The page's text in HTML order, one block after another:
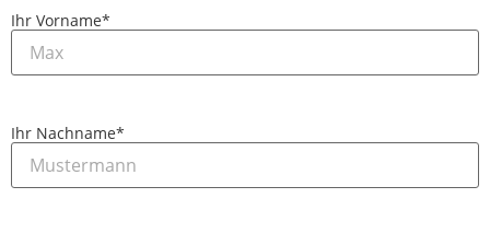
Ihr Vorname*
Ihr Nachname*